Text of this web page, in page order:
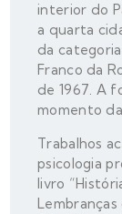
interior do
a quarta
da
Franco da
de 1967. A
momento
Trabalhos
psicologia
livro